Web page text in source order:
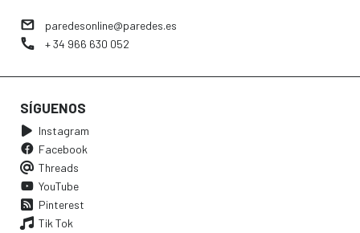
paredesonline@paredes.es
+ 34 966 630 052
SÍGUENOS
Instagram
Facebook
Threads
YouTube
Pinterest
Tik Tok